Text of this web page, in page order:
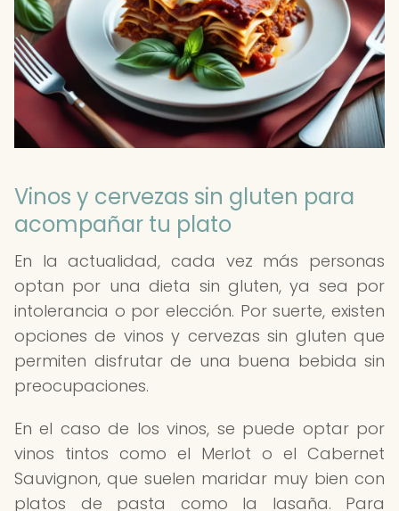
Vinos y cervezas sin gluten para
acompañar tu plato
En la actualidad, cada vez más personas
optan por una dieta sin gluten, ya sea por
intolerancia o por elección. Por suerte, existen
opciones de vinos y cervezas sin gluten que
permiten disfrutar de una buena bebida sin
preocupaciones.
En el caso de los vinos, se puede optar por
vinos tintos como el Merlot o el Cabernet
Sauvignon, que suelen maridar muy bien con
platos de pasta como la lasaña. Para